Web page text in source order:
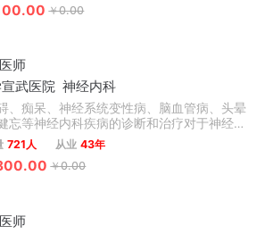
￥0.00
师
武医院 神经内科
、痴呆、神经系统变性病、脑血管病、头晕
忘等神经内科疾病的诊断和治疗对于神经内
常丰富的临床经验，如脑卒中、焦虑抑郁、
血不足、脑梗死、脑出血、记忆力减退等。
721人 从业 43年
￥0.00
师